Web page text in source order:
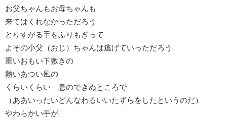
お父ちゃんもお母ちゃんも
来てはくれなかっただろう
とりすがる手をふりもぎって
よその小父（おじ）ちゃんは逃げていっただろう
重いおもい下敷きの
熱いあつい風の
くらいくらい 息のできぬところで
（ああいったいどんなわるいいたずらをしたというのだ）
やわらかい手が